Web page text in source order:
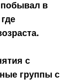
в
с
группы с